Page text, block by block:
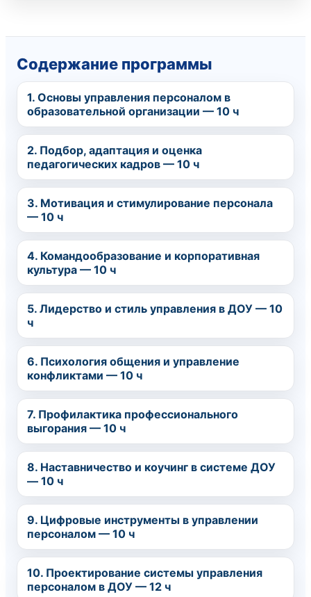
Содержание программы
1. Основы управления персоналом в
образовательной организации — 10 ч
2. Подбор, адаптация и оценка
педагогических кадров — 10 ч
3. Мотивация и стимулирование персонала
— 10 ч
4. Командообразование и корпоративная
культура — 10 ч
5. Лидерство и стиль управления в ДОУ — 10
ч
6. Психология общения и управление
конфликтами — 10 ч
7. Профилактика профессионального
выгорания — 10 ч
8. Наставничество и коучинг в системе ДОУ
— 10 ч
9. Цифровые инструменты в управлении
персоналом — 10 ч
10. Проектирование системы управления
персоналом в ДОУ — 12 ч